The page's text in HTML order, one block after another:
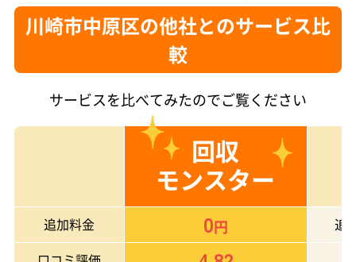
川崎市中原区の他社とのサービス比
較
サービスを比べてみたのでご覧ください
回収
モンスター
追加料金 0円
追